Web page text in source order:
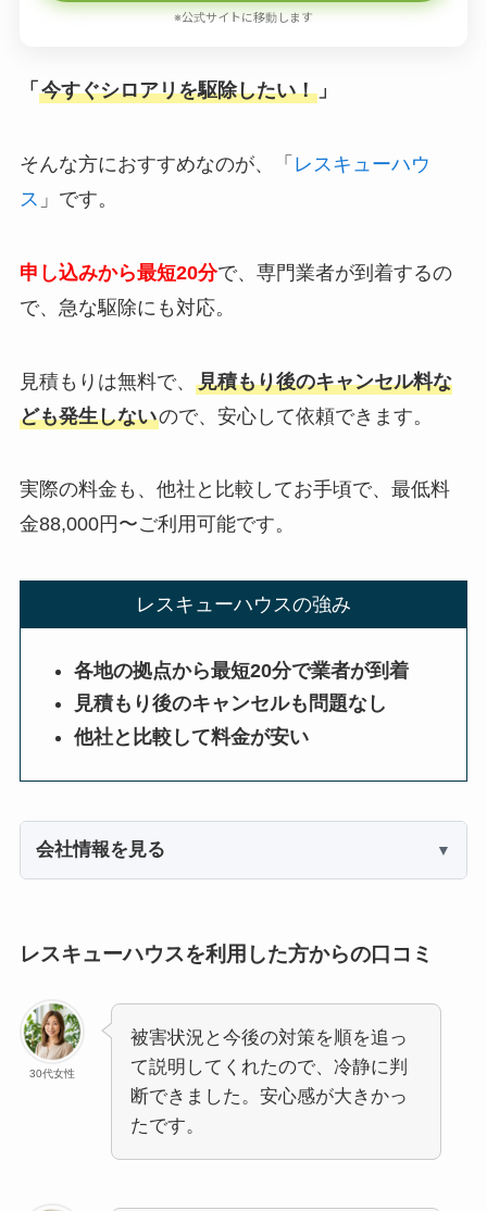
※公式サイトに移動します
「 今すぐシロアリを駆除したい！」
そんな方におすすめなのが、「 レスキューハウ
ス 」です。
申し込みから最短20分で、専門業者が到着するの
で、急な駆除にも対応。
見積もりは無料で、 見積もり後のキャンセル料な
ども発生しないので、安心して依頼できます。
実際の料金も、他社と比較してお手頃で、最低料
金88,000円〜ご利用可能です。
レスキューハウスの強み
各地の拠点から最短20分で業者が到着
見積もり後のキャンセルも問題なし
他社と比較して料金が安い
会社情報を見る
レスキューハウスを利用した方からの口コミ
30代女性
被害状況と今後の対策を順を追っ
て説明してくれたので、冷静に判
断できました。安心感が大きかっ
たです。